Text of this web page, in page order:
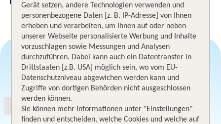
Digitaler und telefonischer 24/7 TUI Service
Angebotsauswahl
Gerät setzen, andere Technologien verwenden und
personenbezogene Daten [z. B. IP-Adresse] von Ihnen
erheben und verarbeiten, um Ihnen auf oder neben
unserer Webseite personalisierte Werbung und Inhalte
vorzuschlagen sowie Messungen und Analysen
durchzuführen. Dabei kann auch ein Datentransfer in
Drittstaaten [z.B. USA] möglich sein, wo vom EU-
Datenschutzniveau abgewichen werden kann und
Zugriffe von dortigen Behörden nicht ausgeschlossen
werden können.
Sie können mehr Informationen unter "Einstellungen"
finden und entscheiden, welche Cookies und welche auf